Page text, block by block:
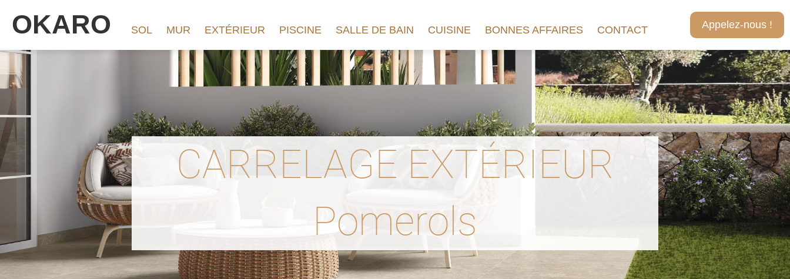
Appelez-nous !
OKARO SOL MUR EXTÉRIEUR PISCINE SALLE DE BAIN CUISINE BONNES AFFAIRES CONTACT
CARRELAGE EXTÉRIEUR
Pomerols